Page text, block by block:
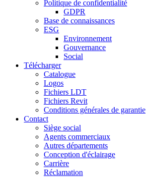
Politique de confidentialité
GDPR
Base de connaissances
ESG
Environnement
Gouvernance
Social
Télécharger
Catalogue
Logos
Fichiers LDT
Fichiers Revit
Conditions générales de garantie
Contact
Siège social
Agents commerciaux
Autres départements
Conception d'éclairage
Carrière
Réclamation